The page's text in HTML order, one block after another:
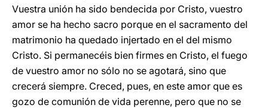
Vuestra unión ha sido bendecida por Cristo, vuestro
amor se ha hecho sacro porque en el sacramento del
matrimonio ha quedado injertado en el del mismo
Cristo. Si permanecéis bien firmes en Cristo, el fuego
de vuestro amor no sólo no se agotará, sino que
crecerá siempre. Creced, pues, en este amor que es
gozo de comunión de vida perenne, pero que no se